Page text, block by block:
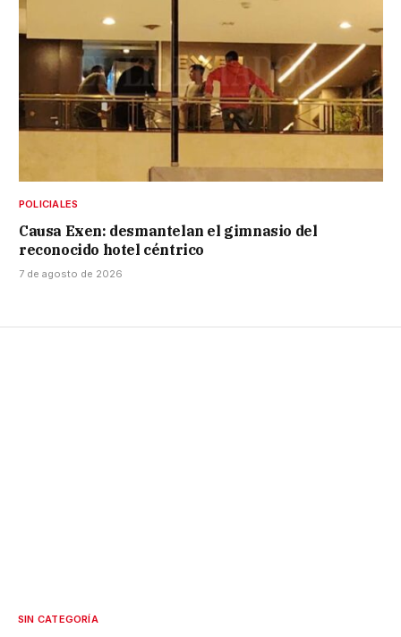
POLICIALES
Causa Exen: desmantelan el gimnasio del
reconocido hotel céntrico
7 de agosto de 2026
SIN CATEGORÍA